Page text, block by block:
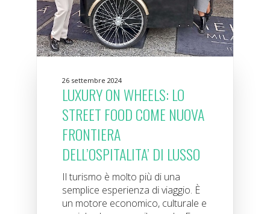
26 settembre 2024
LUXURY ON WHEELS: LO
STREET FOOD COME NUOVA
FRONTIERA
DELL’OSPITALITA’ DI LUSSO
Il turismo è molto più di una
semplice esperienza di viaggio. È
un motore economico, culturale e